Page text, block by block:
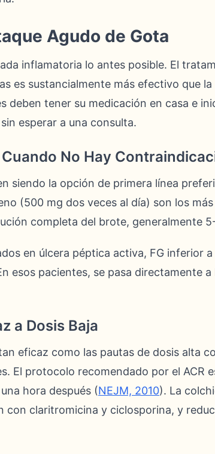
Agudo de Gota
inflamatoria lo antes posible. El
es sustancialmente más efectivo que
deben tener su medicación en casa e
esperar a una consulta.
No Hay
siendo la opción de primera línea
(500 mg dos veces al día) son los
completa del brote, generalmente
en úlcera péptica activa, FG inferior
esos pacientes, se pasa directamente
a Dosis Baja
eficaz como las pautas de dosis alta
El protocolo recomendado por el ACR
hora después (NEJM, 2010). La
con claritromicina y ciclosporina, y